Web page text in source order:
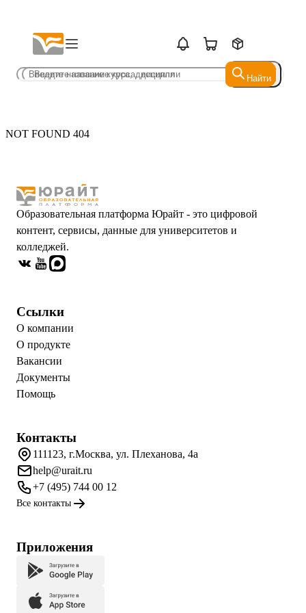
Найти
Найти
NOT FOUND 404
Образовательная платформа Юрайт - это цифровой
контент, сервисы, данные для университетов и
колледжей.
Ссылки
О компании
О продукте
Вакансии
Документы
Помощь
Контакты
111123, г.Москва, ул. Плеханова, 4а
help@urait.ru
+7 (495) 744 00 12
Все контакты
Приложения